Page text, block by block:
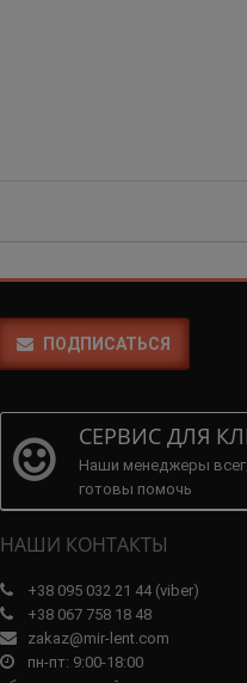
ПОДПИСАТЬСЯ
СЕРВИС ДЛЯ
Наши менеджеры
готовы помочь
НАШИ КОНТАКТЫ
+38 095 032 21 44 (viber)
+38 067 758 18 48
zakaz@mir-lent.com
пн-пт: 9:00-18:00